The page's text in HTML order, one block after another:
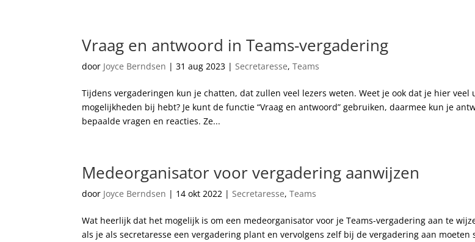
Vraag en antwoord in Teams-vergadering
door Joyce Berndsen |31 aug 2023 |Secretaresse,Teams
Tijdens vergaderingen kun je chatten, dat zullen veel lezers weten. Weet je ook dat je hier veel
mogelijkheden bij hebt? Je kunt de functie “Vraag en antwoord” gebruiken, daarmee kun je
bepaalde vragen en reacties. Ze...
Medeorganisator voor vergadering aanwijzen
door Joyce Berndsen | 14 okt 2022 |Secretaresse,Teams
Wat heerlijk dat het mogelijk is om een medeorganisator voor je Teams-vergadering aan te
als je als secretaresse een vergadering plant en vervolgens zelf bij de vergadering aan moeten